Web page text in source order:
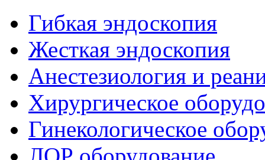
Гибкая эндоскопия
Жесткая эндоскопия
Анестезиология и
Хирургическое
Гинекологическое